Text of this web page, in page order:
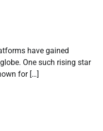
have gained
One such rising star
for […]